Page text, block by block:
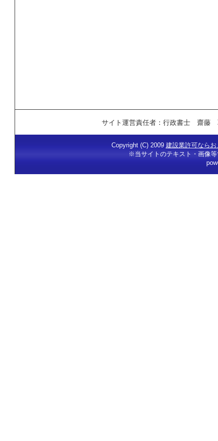
サイト運営責任者：行政書士 齋藤
Copyright (C) 2009 建設業許可なら
※当サイトのテキスト・画像